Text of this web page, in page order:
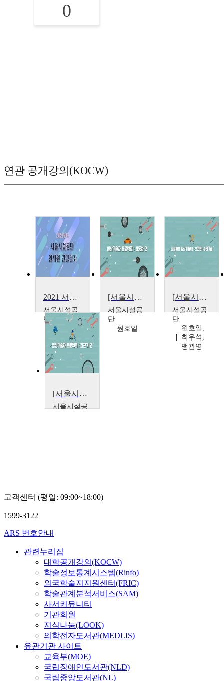
0
연관 공개강의(KOCW)
2021 서울시설공단 건강강좌
서울시설공
단
서울시설
공단
[서울시설공단x서울특별시평생교육진흥원 모두의학교] 일상기술자 프로젝트
서울시설공
단
원호일
[서울시설공단x서울특별시평생교육진흥원 모두의학교] 일상기술자 프로젝트
서울시설공
단
원호일,
최우석,
맹관영
[서울시설공단x서울특별시평생교육진흥원 모두의학교] 일상기술자 프로젝트
서울시설공
고객센터 (평일: 09:00~18:00)
1599-3122
ARS 번호안내
관련누리집
대학공개강의(KOCW)
학술정보통계시스템(Rinfo)
외국학술지지원센터(FRIC)
학술관계분석서비스(SAM)
사서커뮤니티
기관회원
지식나눔(LOOK)
의학전자도서관(MEDLIS)
유관기관 사이트
교육부(MOE)
국립장애인도서관(NLD)
국립중앙도서관(NL)